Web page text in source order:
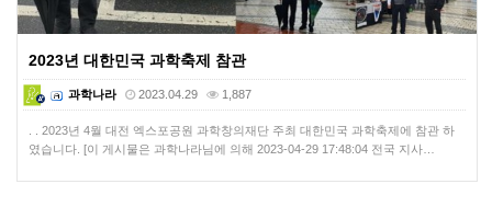
2023년 대한민국 과학축제 참관
과학나라 2023.04.29 1,887
. . 2023년 4월 대전 엑스포공원 과학창의재단 주최 대한민국 과학축제에 참관 하
였습니다. [이 게시물은 과학나라님에 의해 2023-04-29 17:48:04 전국 지사…